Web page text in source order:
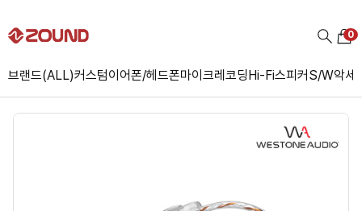
브랜드(ALL)커스텀이어폰/헤드폰마이크레코딩Hi-Fi스피커S/W악세
0